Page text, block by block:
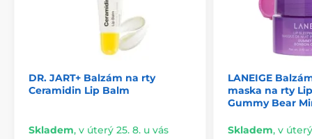
DR. JART+ Balzám na rty
Ceramidin Lip Balm
Skladem, v úterý 25. 8. u vás
LANEIGE
maska na rty
Gummy Bear
Skladem, v